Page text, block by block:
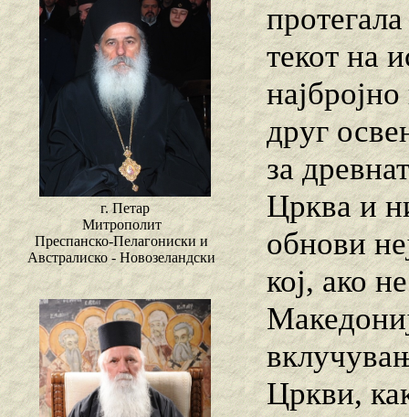
г. Петар
Митрополит
Преспанско-Пелагониски и
Австралиско - Новозеландски
текот на
друг
за
Црква и
обнови
кој, ако
Цркви,